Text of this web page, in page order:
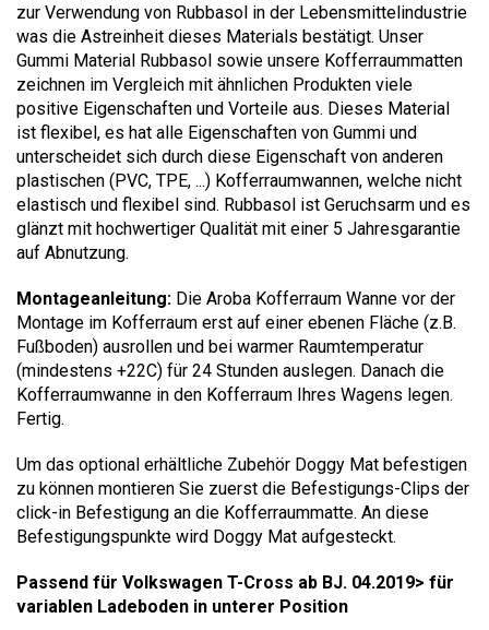
zur Verwendung von Rubbasol in der Lebensmittelindustrie
was die Astreinheit dieses Materials bestätigt. Unser
Gummi Material Rubbasol sowie unsere Kofferraummatten
zeichnen im Vergleich mit ähnlichen Produkten viele
positive Eigenschaften und Vorteile aus. Dieses Material
ist flexibel, es hat alle Eigenschaften von Gummi und
unterscheidet sich durch diese Eigenschaft von anderen
plastischen (PVC, TPE, ...) Kofferraumwannen, welche nicht
elastisch und flexibel sind. Rubbasol ist Geruchsarm und es
glänzt mit hochwertiger Qualität mit einer 5 Jahresgarantie
auf Abnutzung.
Montageanleitung: Die Aroba Kofferraum Wanne vor der
Montage im Kofferraum erst auf einer ebenen Fläche (z.B.
Fußboden) ausrollen und bei warmer Raumtemperatur
(mindestens +22C) für 24 Stunden auslegen. Danach die
Kofferraumwanne in den Kofferraum Ihres Wagens legen.
Fertig.
Um das optional erhältliche Zubehör Doggy Mat befestigen
zu können montieren Sie zuerst die Befestigungs-Clips der
click-in Befestigung an die Kofferraummatte. An diese
Befestigungspunkte wird Doggy Mat aufgesteckt.
Passend für Volkswagen T-Cross ab BJ. 04.2019> für
variablen Ladeboden in unterer Position